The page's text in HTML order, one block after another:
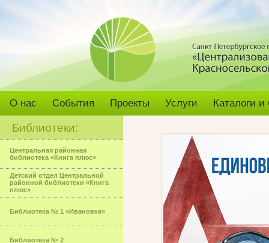
О нас События Проекты Услуги Каталоги
Библиотеки:
Центральная районная
библиотека «Книга плюс»
Детский отдел Центральной
районной библиотеки «Книга
плюс»
Библиотека № 1 «Ивановка»
Библиотека № 2